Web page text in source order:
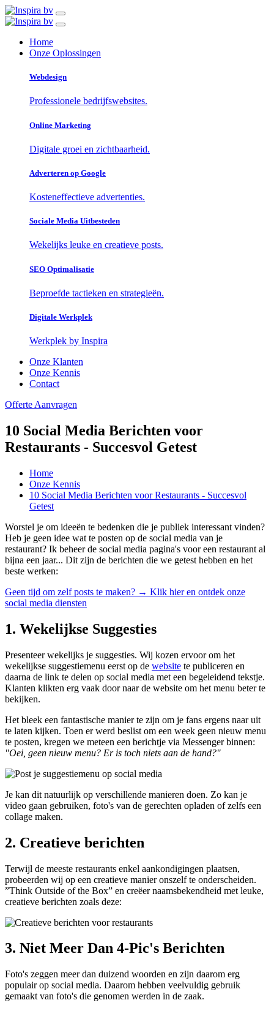
Home
Onze Oplossingen
Webdesign
Professionele bedrijfswebsites.
Online Marketing
Digitale groei en zichtbaarheid.
Adverteren op Google
Kosteneffectieve advertenties.
Sociale Media Uitbesteden
Wekelijks leuke en creatieve posts.
SEO Optimalisatie
Beproefde tactieken en strategieën.
Digitale Werkplek
Werkplek by Inspira
Onze Klanten
Onze Kennis
Contact
Offerte Aanvragen
10 Social Media Berichten voor
Restaurants - Succesvol Getest
Home
Onze Kennis
10 Social Media Berichten voor Restaurants - Succesvol
Getest
Worstel je om ideeën te bedenken die je publiek interessant vinden?
Heb je geen idee wat te posten op de social media van je
restaurant? Ik beheer de social media pagina's voor een restaurant al
bijna een jaar... Dit zijn de berichten die we getest hebben en het
beste werken:
Geen tijd om zelf posts te maken? → Klik hier en ontdek onze
social media diensten
1. Wekelijkse Suggesties
Presenteer wekelijks je suggesties. Wij kozen ervoor om het
wekelijkse suggestiemenu eerst op de website te publiceren en
daarna de link te delen op social media met een begeleidend tekstje.
Klanten klikten erg vaak door naar de website om het menu beter te
bekijken.
Het bleek een fantastische manier te zijn om je fans ergens naar uit
te laten kijken. Toen er werd beslist om een week geen nieuw menu
te posten, kregen we meteen een berichtje via Messenger binnen:
"Oei, geen nieuw menu? Er is toch niets aan de hand?"
Je kan dit natuurlijk op verschillende manieren doen. Zo kan je
video gaan gebruiken, foto's van de gerechten opladen of zelfs een
collage maken.
2. Creatieve berichten
Terwijl de meeste restaurants enkel aankondigingen plaatsen,
probeerden wij op een creatieve manier onszelf te onderscheiden.
”Think Outside of the Box” en creëer naamsbekendheid met leuke,
creatieve berichten zoals deze:
3. Niet Meer Dan 4-Pic's Berichten
Foto's zeggen meer dan duizend woorden en zijn daarom erg
populair op social media. Daarom hebben veelvuldig gebruik
gemaakt van foto's die genomen werden in de zaak.